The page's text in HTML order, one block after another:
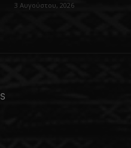
3 Αυγούστου, 2026